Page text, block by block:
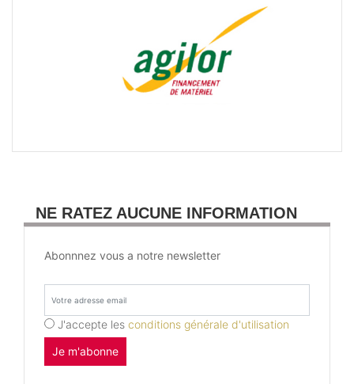
NE RATEZ AUCUNE INFORMATION
Abonnnez vous a notre newsletter
J'accepte les conditions générale d'utilisation
Je m'abonne